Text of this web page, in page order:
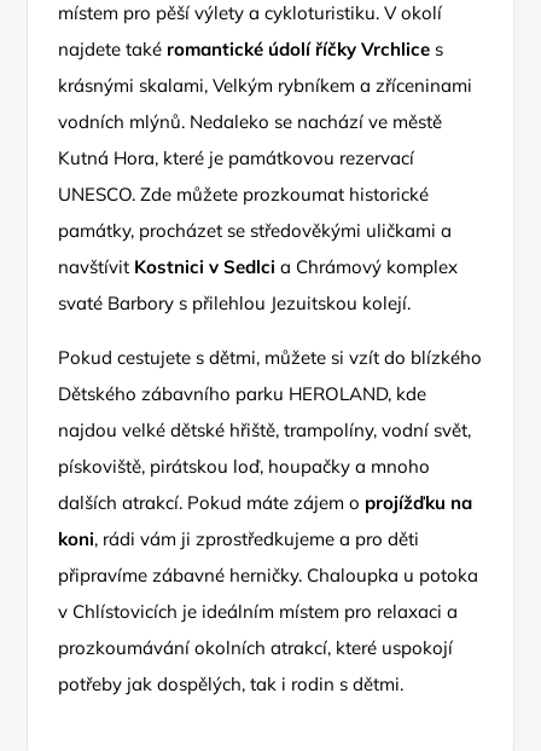
místem pro pěší výlety a cykloturistiku. V okolí
najdete také romantické údolí říčky Vrchlice s
krásnými skalami, Velkým rybníkem a zříceninami
vodních mlýnů. Nedaleko se nachází ve městě
Kutná Hora, které je památkovou rezervací
UNESCO. Zde můžete prozkoumat historické
památky, procházet se středověkými uličkami a
navštívit Kostnici v Sedlci a Chrámový komplex
svaté Barbory ​​s přilehlou Jezuitskou kolejí.
Pokud cestujete s dětmi, můžete si vzít do blízkého
Dětského zábavního parku HEROLAND, kde
najdou velké dětské hřiště, trampolíny, vodní svět,
pískoviště, pirátskou loď, houpačky a mnoho
dalších atrakcí. Pokud máte zájem o projížďku na
koni, rádi vám ji zprostředkujeme a pro děti
připravíme zábavné herničky. Chaloupka u potoka
v Chlístovicích je ideálním místem pro relaxaci a
prozkoumávání okolních atrakcí, které uspokojí
potřeby jak dospělých, tak i rodin s dětmi.